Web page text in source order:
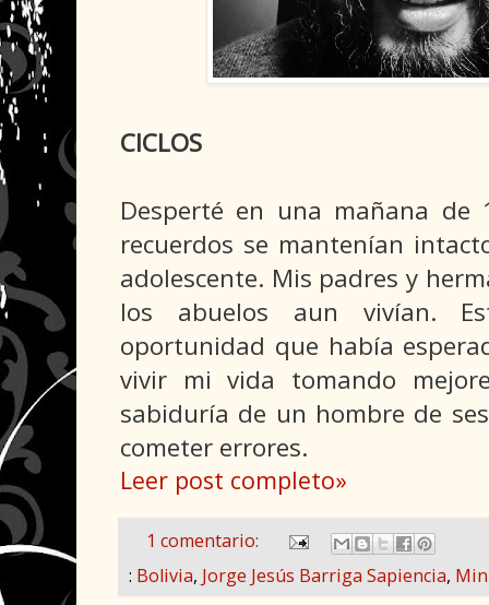
CICLOS
Desperté en una mañana de
recuerdos se mantenían
adolescente. Mis padres y
los abuelos aun vivían.
oportunidad que había
vivir mi vida tomando
sabiduría de un hombre de
cometer errores.
Leer post completo»
1 comentario:
: Bolivia, Jorge Jesús Barriga Sapiencia,